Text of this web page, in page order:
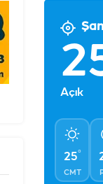
Açık
25°
CMT